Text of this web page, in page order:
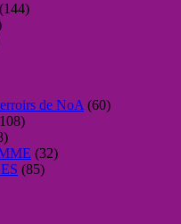
(144)
de NoA (60)
(32)
(85)